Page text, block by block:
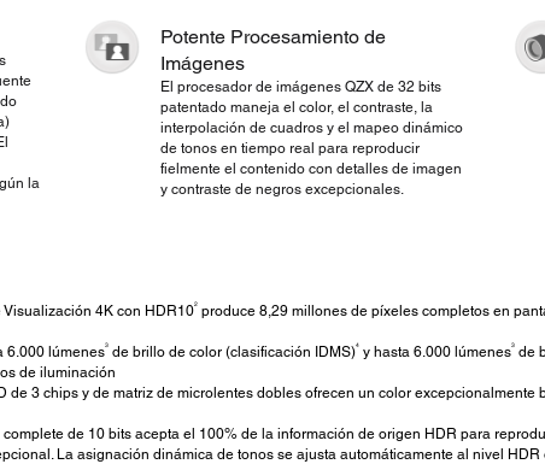
la
Potente Procesamiento de
Imágenes
El procesador de imágenes QZX de 32 bits
patentado maneja el color, el contraste, la
interpolación de cuadros y el mapeo dinámico
de tonos en tiempo real para reproducir
fielmente el contenido con detalles de imagen
y contraste de negros excepcionales.
Visualización 4K con HDR102produce 8,29 millones de píxeles completos en
6.000 lúmenes3de brillo de color (clasificación IDMS)4y hasta 6.000 lúmenes3de
de iluminación
3 chips y de matriz de microlentes dobles ofrecen un color
de 10 bits acepta el 100% de la información de origen HDR para
La asignación dinámica de tonos se ajusta automáticamente al nivel